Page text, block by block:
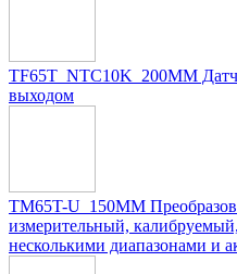
TF65T_NTC10K_200MM
выходом
TM65T-U_150MM
измерительный,
несколькими диапазонами и